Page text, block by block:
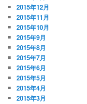
2015年12月
2015年11月
2015年10月
2015年9月
2015年8月
2015年7月
2015年6月
2015年5月
2015年4月
2015年3月